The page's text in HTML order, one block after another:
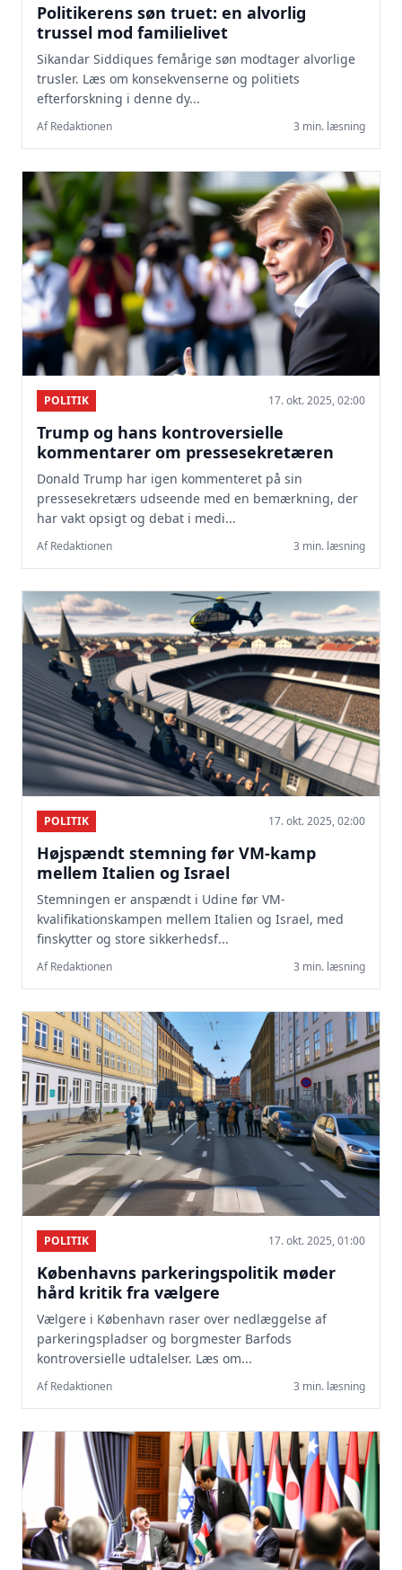
Politikerens søn truet: en alvorlig
trussel mod familielivet
Sikandar Siddiques femårige søn modtager alvorlige
trusler. Læs om konsekvenserne og politiets
efterforskning i denne dy...
Af Redaktionen 3 min. læsning
POLITIK 17. okt. 2025, 02:00
Trump og hans kontroversielle
kommentarer om pressesekretæren
Donald Trump har igen kommenteret på sin
pressesekretærs udseende med en bemærkning, der
har vakt opsigt og debat i medi...
Af Redaktionen 3 min. læsning
POLITIK 17. okt. 2025, 02:00
Højspændt stemning før VM-kamp
mellem Italien og Israel
Stemningen er anspændt i Udine før VM-
kvalifikationskampen mellem Italien og Israel, med
finskytter og store sikkerhedsf...
Af Redaktionen 3 min. læsning
POLITIK 17. okt. 2025, 01:00
Københavns parkeringspolitik møder
hård kritik fra vælgere
Vælgere i København raser over nedlæggelse af
parkeringspladser og borgmester Barfods
kontroversielle udtalelser. Læs om...
Af Redaktionen 3 min. læsning